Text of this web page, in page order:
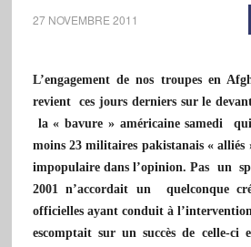
27 NOVEMBRE 2011
L’engagement de nos troupes en
revient ces jours derniers sur le
la « bavure » américaine samedi
moins 23 militaires pakistanais «
impopulaire dans l’opinion. Pas un
2001 n’accordait un quelconque
officielles ayant conduit à
escomptait sur un succès de celle-ci